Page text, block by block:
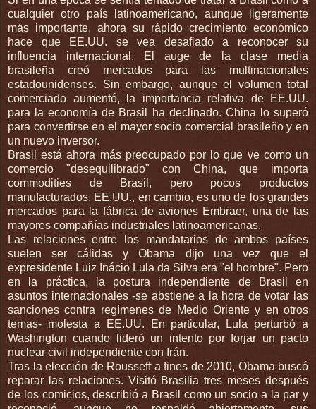
cualquier otro país latinoamericano, aunque ligeramente
más importante, ahora su rápido crecimiento económico
hace que EE.UU. se vea desafiado a reconocer su
influencia internacional. El auge de la clase media
brasileña creó mercados para las multinacionales
estadounidenses. Sin embargo, aunque el volumen total
comerciado aumentó, la importancia relativa de EE.UU.
para la economía de Brasil ha declinado. China lo superó
para convertirse en el mayor socio comercial brasileño y en
un nuevo inversor.
Brasil está ahora más preocupado por lo que ve como un
comercio "desequilibrado" con China, que importa
commodities de Brasil, pero pocos productos
manufacturados. EE.UU., en cambio, es uno de los grandes
mercados para la fábrica de aviones Embraer, una de las
mayores compañías industriales latinoamericanas.
Las relaciones entre los mandatarios de ambos países
suelen ser cálidas y Obama dijo una vez que el
expresidente Luiz Inácio Lula da Silva era "el hombre". Pero
en la práctica, la postura independiente de Brasil en
asuntos internacionales -se abstiene a la hora de votar las
sanciones contra regímenes de Medio Oriente y en otros
temas- molesta a EE.UU. En particular, Lula perturbó a
Washington cuando lideró un intento por forjar un pacto
nuclear civil independiente con Irán.
Tras la elección de Rousseff a fines de 2010, Obama buscó
reparar las relaciones. Visitó Brasilia tres meses después
de los comicios, describió a Brasil como un socio a la par y